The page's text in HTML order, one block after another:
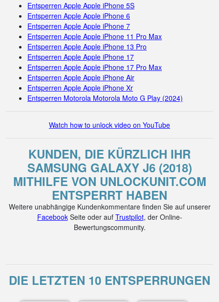
Entsperren Apple Apple iPhone 5S
Entsperren Apple Apple iPhone 6
Entsperren Apple Apple iPhone 7
Entsperren Apple Apple iPhone 11 Pro Max
Entsperren Apple Apple iPhone 13 Pro
Entsperren Apple Apple iPhone 17
Entsperren Apple Apple iPhone 17 Pro Max
Entsperren Apple Apple iPhone Air
Entsperren Apple Apple iPhone Xr
Entsperren Motorola Motorola Moto G Play (2024)
Watch how to unlock video on YouTube
KUNDEN, DIE KÜRZLICH IHR
SAMSUNG GALAXY J6 (2018)
MITHILFE VON UNLOCKUNIT.COM
ENTSPERRT HABEN
Weitere unabhängige Kundenkommentare finden Sie auf unserer
FacebookSeite oder auf Trustpilot, der Online-
Bewertungscommunity.
DIE LETZTEN 10 ENTSPERRUNGEN